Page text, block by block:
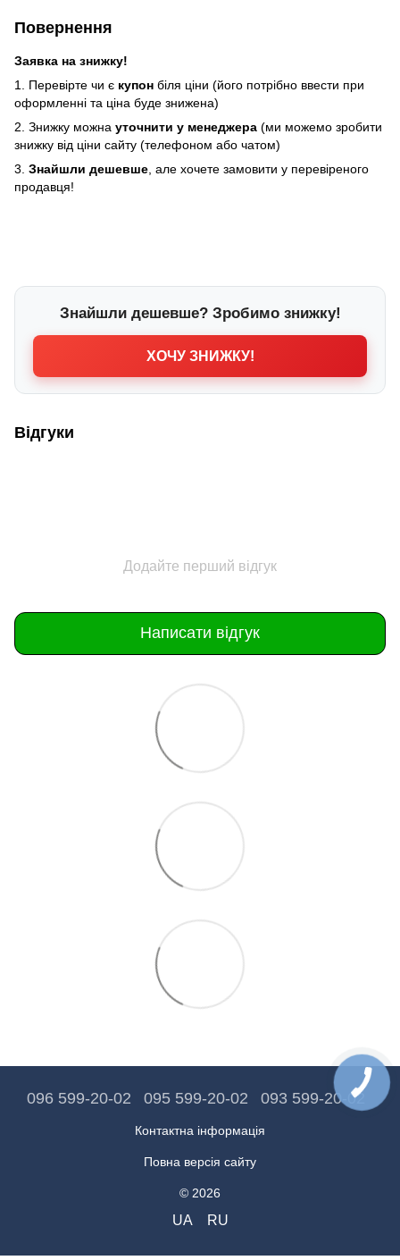
Повернення
Заявка на знижку!
1. Перевірте чи є купон біля ціни (його потрібно ввести при
оформленні та ціна буде знижена)
2. Знижку можна уточнити у менеджера (ми можемо зробити
знижку від ціни сайту (телефоном або чатом)
3. Знайшли дешевше , але хочете замовити у перевіреного
продавця!
Знайшли дешевше? Зробимо знижку!
ХОЧУ ЗНИЖКУ!
Відгуки
Додайте перший відгук
Написати відгук
096 599-20-02 095 599-20-02 093 599-20-02
Контактна інформація
Повна версія сайту
© 2026
UA RU